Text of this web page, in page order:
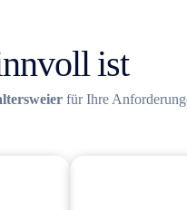
ist
für Ihre